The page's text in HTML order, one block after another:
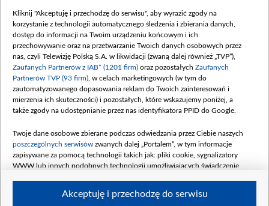
(wpłata wrzesień 100 mln, październik 350
mln, listopad 265 mln)
Dofinansowanie 48 862 000,00 PLN
Data podpisania umowy: GRUDZIEŃ 2025
(wpłata grudzień 60,548 mln)
Dofinansowanie 900 000 000,00 PLN
Data podpisania umowy: LUTY 2026 (wpłata
kwiecień 180 mln, 7 maja 180 mln, 8
czerwca 90 mln)
Dofinansowanie 250 000 000,00 PLN
4 sierpnia 250 mln
Kliknij "Akceptuję i przechodzę do serwisu", aby wyrazić zgody na
korzystanie z technologii automatycznego śledzenia i zbierania danych,
dostęp do informacji na Twoim urządzeniu końcowym i ich
przechowywanie oraz na przetwarzanie Twoich danych osobowych przez
nas, czyli Telewizję Polską S.A. w likwidacji (zwaną dalej również „TVP”),
Zaufanych Partnerów z IAB* (1201 firm) oraz pozostałych Zaufanych
Partnerów TVP (93 firm) , w celach marketingowych (w tym do
zautomatyzowanego dopasowania reklam do Twoich zainteresowań i
mierzenia ich skuteczności) i pozostałych, które wskazujemy poniżej, a
także zgody na udostępnianie przez nas identyfikatora PPID do Google.
Twoje dane osobowe zbierane podczas odwiedzania przez Ciebie naszych
poszczególnych serwisów zwanych dalej „Portalem”, w tym informacje
zapisywane za pomocą technologii takich jak: pliki cookie, sygnalizatory
WWW lub innych podobnych technologii umożliwiających świadczenie
Akceptuję i przechodzę do serwisu